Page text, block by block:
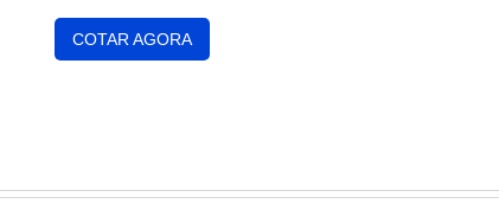
COTAR AGORA